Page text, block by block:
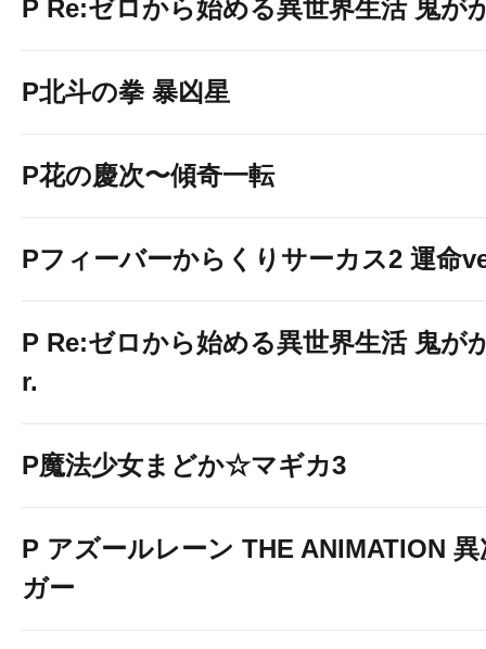
P Re:ゼロから始める異世界生活 鬼が
P北斗の拳 暴凶星
P花の慶次〜傾奇一転
Pフィーバーからくりサーカス2 運命
P Re:ゼロから始める異世界生活 鬼が
r.
P魔法少女まどか☆マギカ3
P アズールレーン THE ANIMATION
ガー